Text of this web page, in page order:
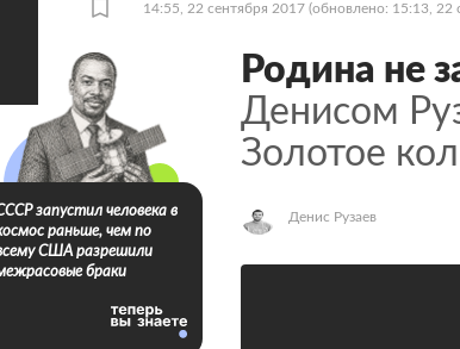
14:55, 22 сентября 2017 (обновлено: 15:13, 22
Родина не
Денисом
Золотое
Денис Рузаев
запустил человека в
раньше, чем по
США разрешили
браки